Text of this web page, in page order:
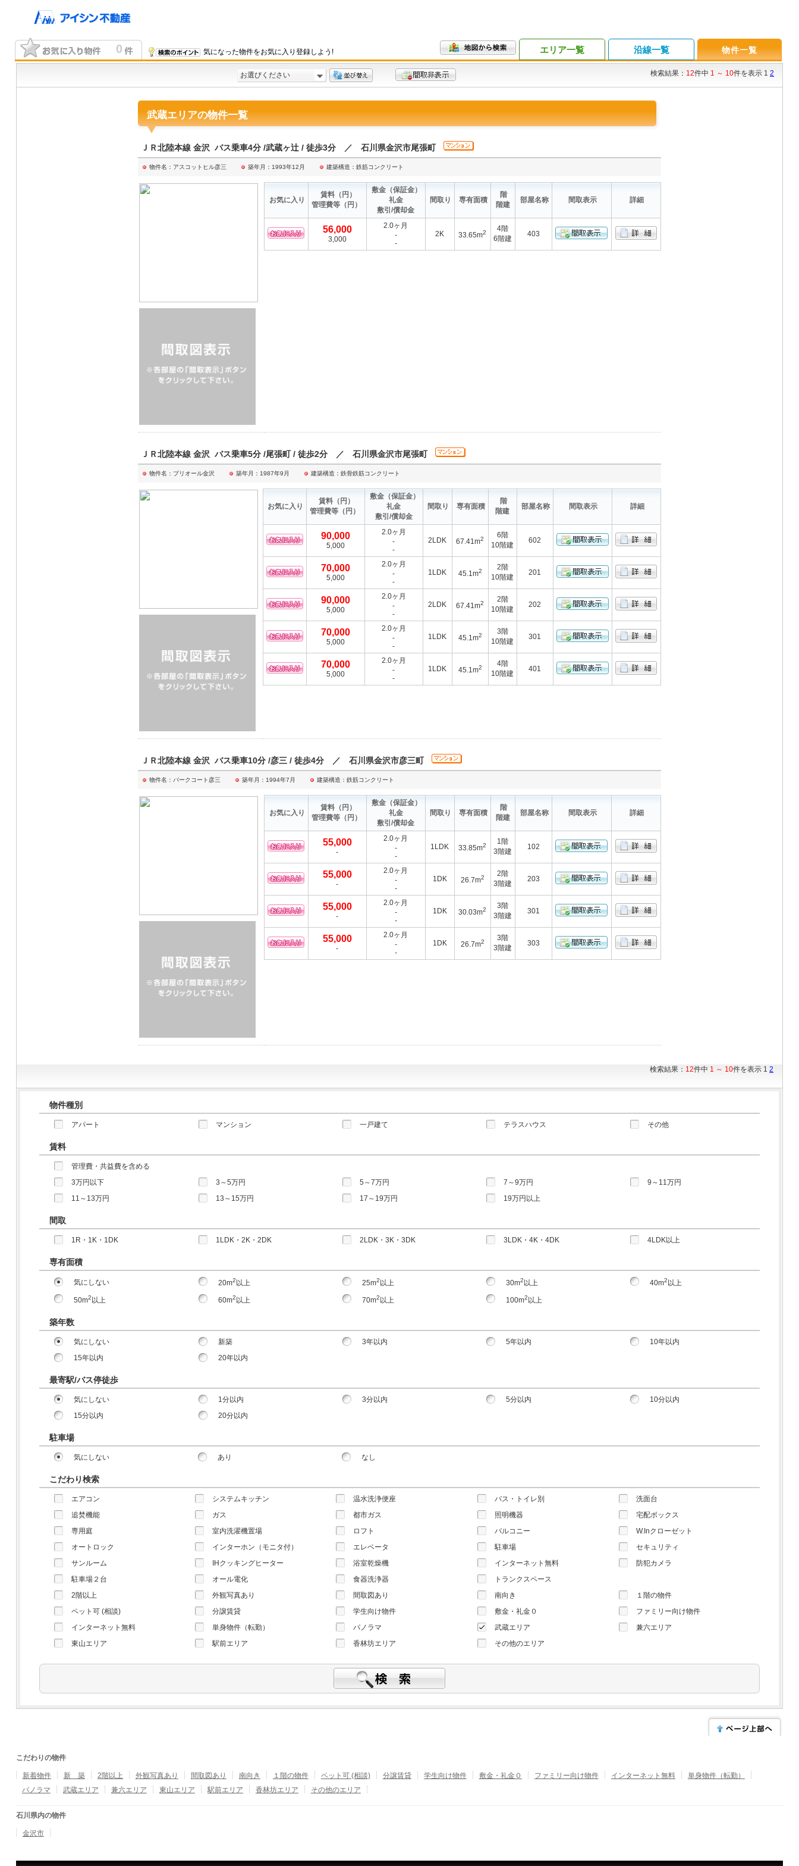
0 気になった物件をお気に入り登録しよう! 物件一覧
沿線一覧
エリア一覧
お選びください 検索結果： 12件中 1 ～ 10件を表示 12
武蔵エリアの物件一覧
ＪＲ北陸本線 金沢 バス乗車4分 /武蔵ヶ辻 / 徒歩3分 ／ 石川県金沢市尾張町
物件名：アスコットヒル彦三 築年月：1993年12月 建築構造：鉄筋コンクリート
お気に入り
賃料（円）
管理費等（円）
敷金 （保証金）
礼金
敷引/償却金
間取り 専有面積
階
階建
部屋名称 間取表示 詳細
56,000
3,000
2.0ヶ月
-
-
2K 33.65m2
4階
6階建
403
ＪＲ北陸本線 金沢 バス乗車5分 /尾張町 / 徒歩2分 ／ 石川県金沢市尾張町
物件名：プリオール金沢 築年月：1987年9月 建築構造：鉄骨鉄筋コンクリート
お気に入り
賃料（円）
管理費等（円）
敷金（保証金）
礼金
敷引/償却金
間取り 専有面積
階
階建
部屋名称 間取表示 詳細
90,000
5,000
2.0ヶ月
-
-
2LDK 67.41m2
6階
10階建
602
70,000
5,000
2.0ヶ月
-
-
1LDK 45.1m2
2階
10階建
201
90,000
5,000
2.0ヶ月
-
-
2LDK 67.41m2
2階
10階建
202
70,000
5,000
2.0ヶ月
-
-
1LDK 45.1m2
3階
10階建
301
70,000
5,000
2.0ヶ月
-
-
1LDK 45.1m2
4階
10階建
401
ＪＲ北陸本線 金沢 バス乗車10分 /彦三 / 徒歩4分 ／ 石川県金沢市彦三町
物件名：パークコート彦三 築年月：1994年7月 建築構造：鉄筋コンクリート
お気に入り
賃料（円）
管理費等（円）
敷金 （保証金）
礼金
敷引/償却金
間取り 専有面積
階
階建
部屋名称 間取表示 詳細
55,000
-
2.0ヶ月
-
-
1LDK 33.85m2
1階
3階建
102
55,000
-
2.0ヶ月
-
-
1DK 26.7m2
2階
3階建
203
55,000
-
2.0ヶ月
-
-
1DK 30.03m2
3階
3階建
301
55,000
-
2.0ヶ月
-
-
1DK 26.7m2
3階
3階建
303
検索結果： 12件中 1 ～ 10件を表示 12
物件種別
アパート マンション 一戸建て テラスハウス その他
賃料
管理費・共益費を含める
3万円以下
3～5万円 5～7万円 7～9万円
9～11万円
11～13万円
13～15万円 17～19万円 19万円以上
間取
1R・1K・1DK 1LDK・2K・2DK 2LDK・3K・3DK 3LDK・4K・4DK 4LDK以上
専有面積
気にしない 20m2 以上 25m2 以上 30m2 以上 40m2 以上
50m2 以上 60m2 以上 70m2 以上 100m2 以上
築年数
気にしない 新築 3年以内 5年以内
10年以内
15年以内
20年以内
最寄駅/バス停徒歩
気にしない 1分以内 3分以内 5分以内
10分以内
15分以内
20分以内
駐車場
気にしない あり なし
こだわり検索
エアコン システムキッチン 温水洗浄便座 バス・トイレ別
洗面台
追焚機能
ガス 都市ガス 照明機器
宅配ボックス
専用庭
室内洗濯機置場 ロフト バルコニー
W.Inクローゼット
オートロック
インターホン（モニタ付） エレベータ 駐車場
セキュリティ
サンルーム
IHクッキングヒーター 浴室乾燥機 インターネット無料
防犯カメラ
駐車場２台
オール電化 食器洗浄器
トランクスペース
2階以上
外観写真あり 間取図あり 南向き
１階の物件
ペット可 (相談)
分譲賃貸 学生向け物件 敷金・礼金０
ファミリー向け物件
インターネット無料
単身物件（転勤） パノラマ 武蔵エリア
兼六エリア
東山エリア
駅前エリア 香林坊エリア その他のエリア
こだわりの物件
新着物件 新 築 2階以上 外観写真あり 間取図あり 南向き １階の物件 ペット可 (相談) 分譲賃貸 学生向け物件 敷金・礼金０ ファミリー向け物件 インターネット無料
単身物件（転勤）
パノラマ
武蔵エリア 兼六エリア 東山エリア 駅前エリア 香林坊エリア その他のエリア
石川県内の物件
金沢市